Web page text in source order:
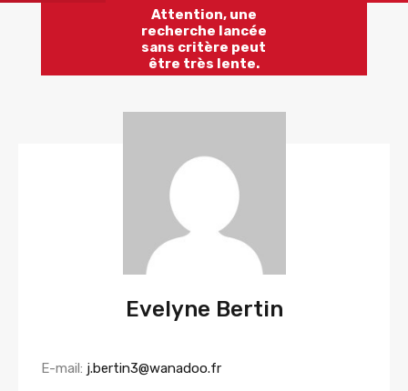
Attention, une
recherche lancée
sans critère peut
être très lente.
Evelyne Bertin
E-mail: j.bertin3@wanadoo.fr